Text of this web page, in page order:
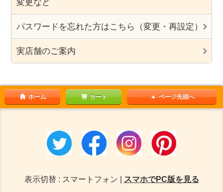
変更など
パスワードを忘れた方はこちら（変更・再設定）
実店舗のご案内
ホーム カート ページ先頭へ
表示切替 : スマートフォン | スマホでPC版を見る